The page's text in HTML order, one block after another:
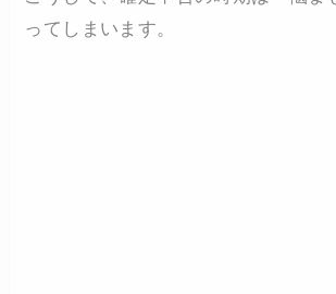
ってしまいます。